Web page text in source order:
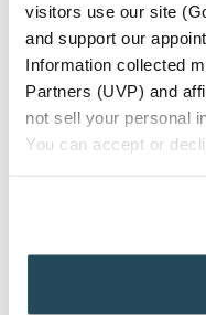
visitors use our site
and support our
Information collected
Partners (UVP) and
not sell your personal
You can accept or
Deben
Publicado el29 de julio
Sí, las lesiones
traumático y puede